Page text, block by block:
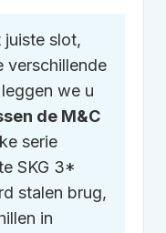
juiste slot,
verschillende
we u
de M&C
serie
SKG 3*
stalen brug,
in